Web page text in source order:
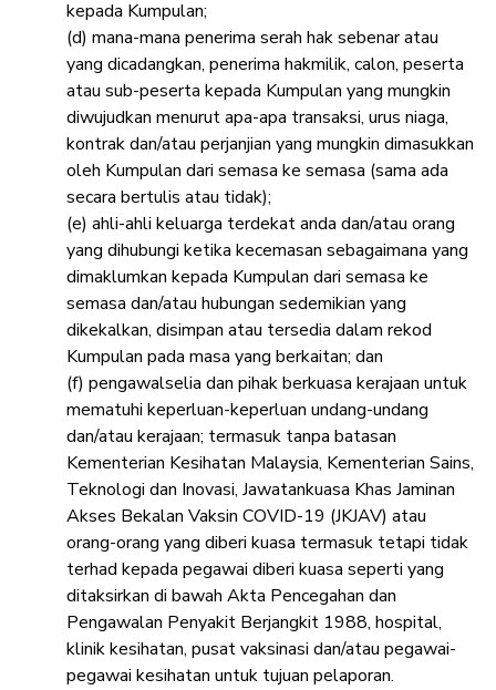
kepada Kumpulan;
(d) mana-mana penerima serah hak sebenar atau
yang dicadangkan, penerima hakmilik, calon, peserta
atau sub-peserta kepada Kumpulan yang mungkin
diwujudkan menurut apa-apa transaksi, urus niaga,
kontrak dan/atau perjanjian yang mungkin dimasukkan
oleh Kumpulan dari semasa ke semasa (sama ada
secara bertulis atau tidak);
(e) ahli-ahli keluarga terdekat anda dan/atau orang
yang dihubungi ketika kecemasan sebagaimana yang
dimaklumkan kepada Kumpulan dari semasa ke
semasa dan/atau hubungan sedemikian yang
dikekalkan, disimpan atau tersedia dalam rekod
Kumpulan pada masa yang berkaitan; dan
(f) pengawalselia dan pihak berkuasa kerajaan untuk
mematuhi keperluan-keperluan undang-undang
dan/atau kerajaan; termasuk tanpa batasan
Kementerian Kesihatan Malaysia, Kementerian Sains,
Teknologi dan Inovasi, Jawatankuasa Khas Jaminan
Akses Bekalan Vaksin COVID-19 (JKJAV) atau
orang-orang yang diberi kuasa termasuk tetapi tidak
terhad kepada pegawai diberi kuasa seperti yang
ditaksirkan di bawah Akta Pencegahan dan
Pengawalan Penyakit Berjangkit 1988, hospital,
klinik kesihatan, pusat vaksinasi dan/atau pegawai-
pegawai kesihatan untuk tujuan pelaporan.